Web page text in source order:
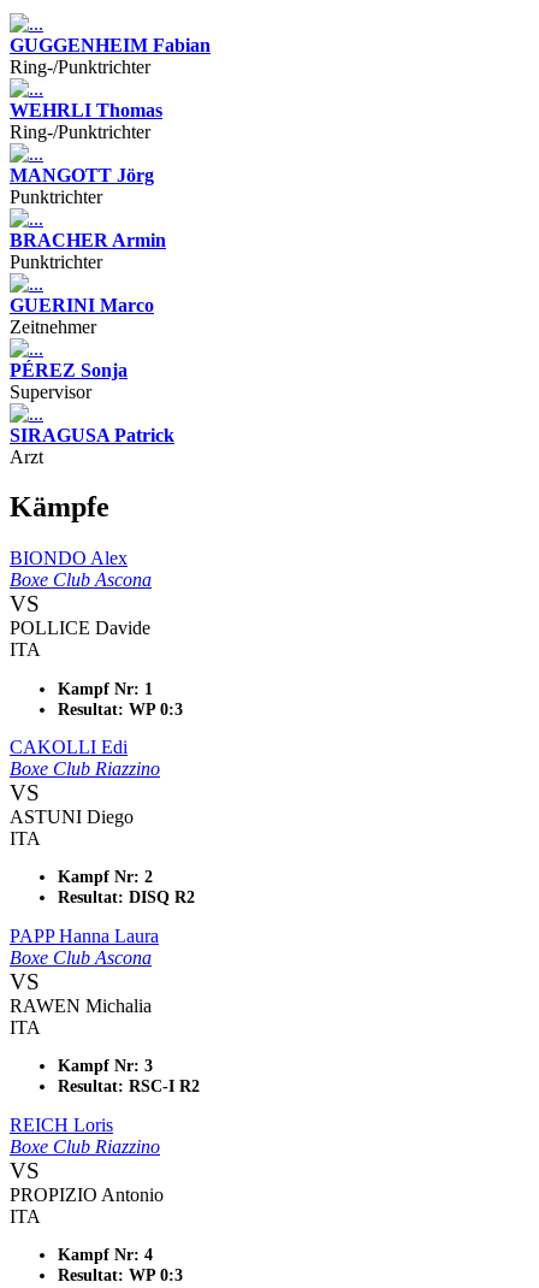
GUGGENHEIM Fabian
Ring-/Punktrichter
WEHRLI Thomas
Ring-/Punktrichter
MANGOTT Jörg
Punktrichter
BRACHER Armin
Punktrichter
GUERINI Marco
Zeitnehmer
PÉREZ Sonja
Supervisor
SIRAGUSA Patrick
Arzt
Kämpfe
BIONDO Alex
Boxe Club Ascona
VS
POLLICE Davide
ITA
Kampf Nr: 1
Resultat: WP 0:3
CAKOLLI Edi
Boxe Club Riazzino
VS
ASTUNI Diego
ITA
Kampf Nr: 2
Resultat: DISQ R2
PAPP Hanna Laura
Boxe Club Ascona
VS
RAWEN Michalia
ITA
Kampf Nr: 3
Resultat: RSC-I R2
REICH Loris
Boxe Club Riazzino
VS
PROPIZIO Antonio
ITA
Kampf Nr: 4
Resultat: WP 0:3